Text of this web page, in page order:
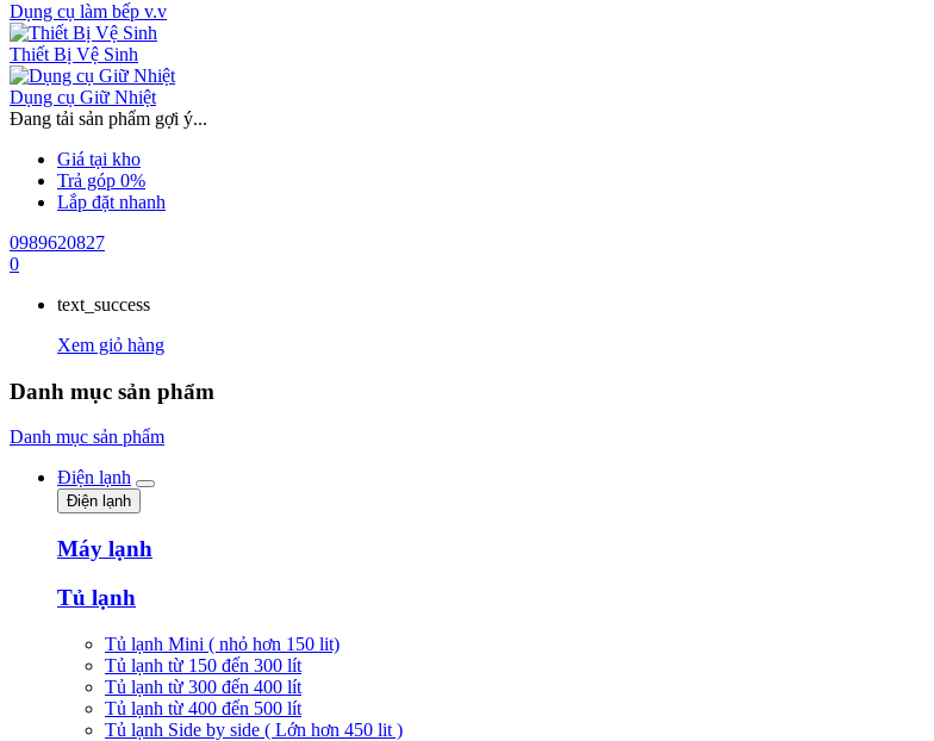
Dụng cụ làm bếp v.v
Thiết Bị Vệ Sinh
Dụng cụ Giữ Nhiệt
Đang tải sản phẩm gợi ý...
Giá tại kho
Trả góp 0%
Lắp đặt nhanh
0989620827
0
text_success
Xem giỏ hàng
Danh mục sản phẩm
Danh mục sản phẩm
Điện lạnh
Điện lạnh
Máy lạnh
Tủ lạnh
Tủ lạnh Mini ( nhỏ hơn 150 lit)
Tủ lạnh từ 150 đến 300 lít
Tủ lạnh từ 300 đến 400 lít
Tủ lạnh từ 400 đến 500 lít
Tủ lạnh Side by side ( Lớn hơn 450 lit )